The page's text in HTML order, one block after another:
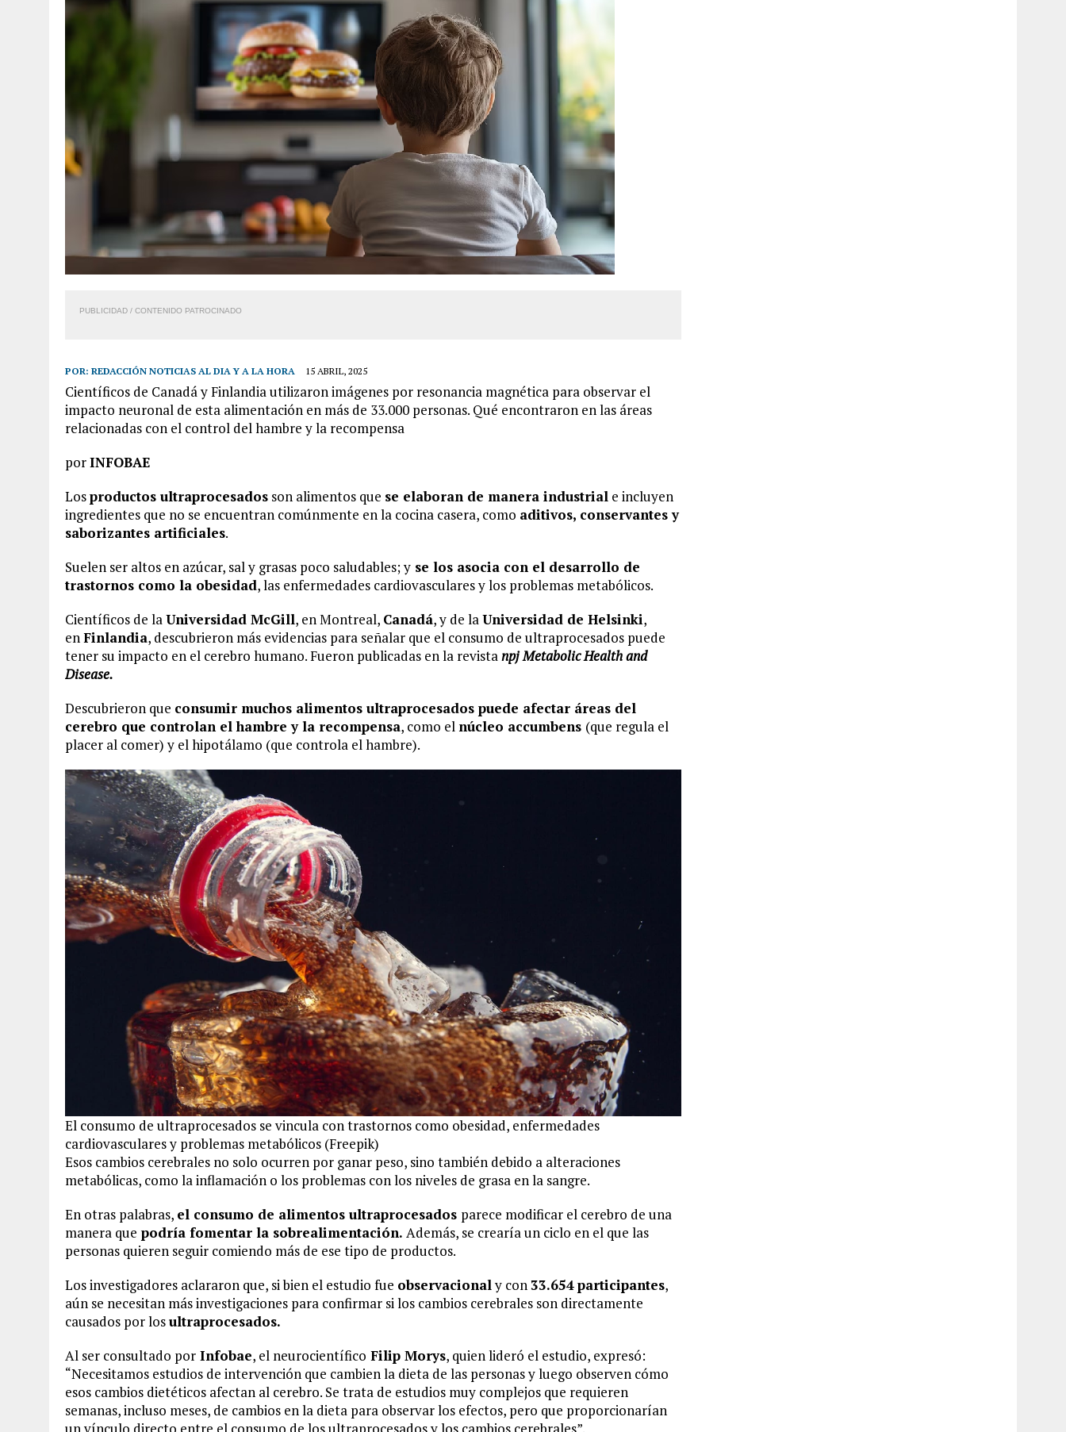
PUBLICIDAD / CONTENIDO PATROCINADO
POR: REDACCIÓN NOTICIAS AL DIA Y A LA HORA 15 ABRIL, 2025
Científicos de Canadá y Finlandia utilizaron imágenes por resonancia magnética para observar el
impacto neuronal de esta alimentación en más de 33.000 personas. Qué encontraron en las áreas
relacionadas con el control del hambre y la recompensa
porINFOBAE
Losproductos ultraprocesados son alimentos que se elaboran de manera industrial e incluyen
ingredientes que no se encuentran comúnmente en la cocina casera, como aditivos, conservantes y
saborizantes artificiales.
Suelen ser altos en azúcar, sal y grasas poco saludables; y se los asocia con el desarrollo de
trastornos como la obesidad, las enfermedades cardiovasculares y los problemas metabólicos.
Científicos de laUniversidad McGill, en Montreal, Canadá, y de laUniversidad de Helsinki,
enFinlandia, descubrieron más evidencias para señalar que el consumo de ultraprocesados puede
tener su impacto en el cerebro humano. Fueron publicadas en la revistanpj Metabolic Health and
Disease.
Descubrieron que consumir muchos alimentos ultraprocesados puede afectar áreas del
cerebro que controlan el hambre y la recompensa, como el núcleo accumbens (que regula el
placer al comer) y el hipotálamo (que controla el hambre).
El consumo de ultraprocesados se vincula con trastornos como obesidad, enfermedades
cardiovasculares y problemas metabólicos (Freepik)
Esos cambios cerebrales no solo ocurren por ganar peso, sino también debido a alteraciones
metabólicas, como la inflamación o los problemas con los niveles de grasa en la sangre.
En otras palabras, el consumo de alimentos ultraprocesados parece modificar el cerebro de una
manera que podría fomentar la sobrealimentación. Además, se crearía un ciclo en el que las
personas quieren seguir comiendo más de ese tipo de productos.
Los investigadores aclararon que, si bien el estudio fue observacionaly con33.654participantes,
aún se necesitan más investigaciones para confirmar si los cambios cerebrales son directamente
causados por losultraprocesados.
Al ser consultado por Infobae, el neurocientífico Filip Morys, quien lideró el estudio, expresó:
“Necesitamos estudios de intervención que cambien la dieta de las personas y luego observen cómo
esos cambios dietéticos afectan al cerebro. Se trata de estudios muy complejos que requieren
semanas, incluso meses, de cambios en la dieta para observar los efectos, pero que proporcionarían